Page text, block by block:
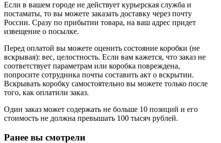
Если в вашем городе не действует курьерская служба и
постаматы, то вы можете заказать доставку через почту
России. Сразу по прибытии товара, на ваш адрес придет
извещение о посылке.
Перед оплатой вы можете оценить состояние коробки (не
вскрывая): вес, целостность. Если вам кажется, что заказ не
соответствует параметрам или коробка повреждена,
попросите сотрудника почты составить акт о вскрытии.
Вскрывать коробку самостоятельно вы можете только после
того, как оплатили заказ.
Один заказ может содержать не больше 10 позиций и его
стоимость не должна превышать 100 тысяч рублей.
Ранее вы смотрели